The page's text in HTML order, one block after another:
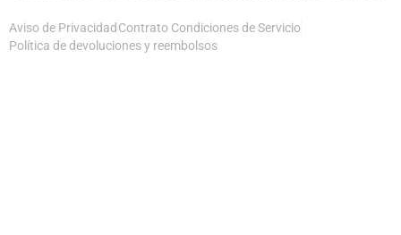
Aviso de Privacidad Contrato Condiciones de Servicio
Política de devoluciones y reembolsos